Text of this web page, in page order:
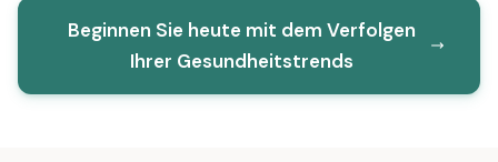
Beginnen Sie heute mit dem Verfolgen
Ihrer Gesundheitstrends